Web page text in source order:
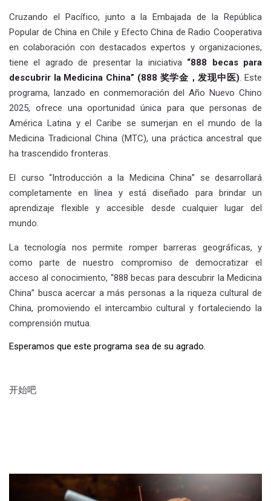
descubrir la Medicina China” (888
奖学金，发现中医
programa, lanzado en conmemoración del Año Nuevo Chino
2025, ofrece una oportunidad única para que personas de
América Latina y el Caribe se sumerjan en el mundo de la
Medicina Tradicional China (MTC), una práctica ancestral que
ha trascendido fronteras.
El curso “Introducción a la Medicina China” se desarrollará
completamente en línea y está diseñado para brindar un
aprendizaje flexible y accesible desde cualquier lugar del
La tecnología nos permite romper barreras geográficas, y
como parte de nuestro compromiso de democratizar el
acceso al conocimiento, “888 becas para descubrir la Medicina
China, promoviendo el intercambio cultural y fortaleciendo la
comprensión mutua.
Esperamos que este programa sea de su agrado.